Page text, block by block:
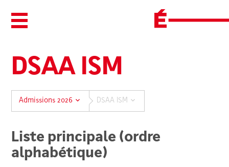
Ouvrir/Fermer le menu
DSAA ISM
Admissions 2026 DSAA ISM
Liste principale (ordre
alphabétique)